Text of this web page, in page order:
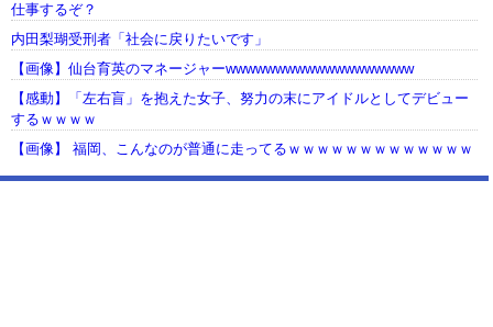
仕事するぞ？
内田梨瑚受刑者「社会に戻りたいです」
【画像】仙台育英のマネージャーwwwwwwwwwwwwwwwwwww
【感動】「左右盲」を抱えた女子、努力の末にアイドルとしてデビュー
するｗｗｗｗ
【画像】 福岡、こんなのが普通に走ってるｗｗｗｗｗｗｗｗｗｗｗｗｗ